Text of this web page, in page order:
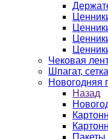
Чековая
Шпагат, сетка
Новогодняя
Назад
Пакеты